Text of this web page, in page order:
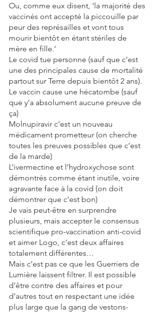
Ou, comme eux disent, ‘la majorité des
vaccinés ont accepté la piccouille par
peur des représailles et vont tous
mourir bientôt en étant stériles de
mère en fille.’
Le covid tue personne (sauf que c’est
une des principales cause de mortalité
partout sur Terre depuis bientôt 2 ans).
Le vaccin cause une hécatombe (sauf
que y’a absolument aucune preuve de
ça)
Molnupiravir c’est un nouveau
médicament prometteur (on cherche
toutes les preuves possibles que c’est
de la marde)
L’ivermectine et l’hydroxychose sont
démontrés comme étant inutile, voire
agravante face à la covid (on doit
démontrer que c’est bon)
Je vais peut-être en surprendre
plusieurs, mais accepter le consensus
scientifique pro-vaccination anti-covid
et aimer Logo, c’est deux affaires
totalement différentes…
Mais c’est pas ce que les Guerriers de
Lumière laissent filtrer. Il est possible
d’être contre des affaires et pour
d’autres tout en respectant une idée
plus large que la gang de vestons-